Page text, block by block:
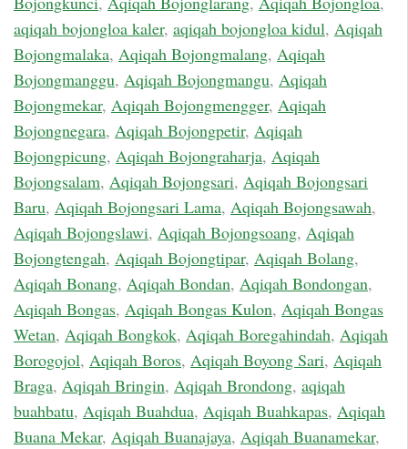
aqiqah bojongloa kaler, aqiqah bojongloa kidul, Aqiqah
Bojongmalaka, Aqiqah Bojongmalang, Aqiqah
Bojongmanggu, Aqiqah Bojongmangu, Aqiqah
Bojongmekar, Aqiqah Bojongmengger, Aqiqah
Bojongnegara, Aqiqah Bojongpetir, Aqiqah
Bojongpicung, Aqiqah Bojongraharja, Aqiqah
Bojongsalam, Aqiqah Bojongsari, Aqiqah Bojongsari
Baru, Aqiqah Bojongsari Lama, Aqiqah Bojongsawah,
Aqiqah Bojongslawi, Aqiqah Bojongsoang, Aqiqah
Bojongtengah, Aqiqah Bojongtipar, Aqiqah Bolang,
Aqiqah Bonang, Aqiqah Bondan, Aqiqah Bondongan,
Aqiqah Bongas, Aqiqah Bongas Kulon, Aqiqah Bongas
Wetan, Aqiqah Bongkok, Aqiqah Boregahindah, Aqiqah
Borogojol, Aqiqah Boros, Aqiqah Boyong Sari, Aqiqah
Braga, Aqiqah Bringin, Aqiqah Brondong, aqiqah
buahbatu, Aqiqah Buahdua, Aqiqah Buahkapas, Aqiqah
Buana Mekar, Aqiqah Buanajaya, Aqiqah Buanamekar,